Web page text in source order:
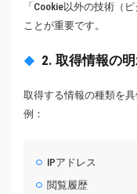
「Cookie以外の技術（
ことが重要です。
2. 取得情報の
取得する情報の種類を具
例：
IPアドレス
閲覧履歴